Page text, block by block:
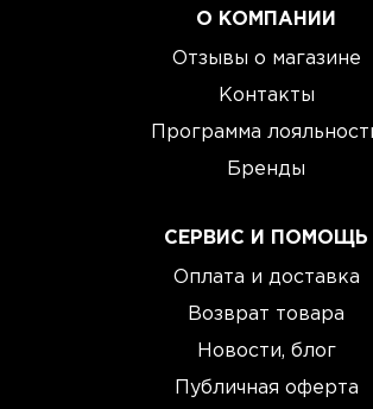
О КОМПАНИИ
Отзывы о магазине
Контакты
Программа
Бренды
СЕРВИС И ПОМОЩЬ
Оплата и доставка
Возврат товара
Новости, блог
Публичная оферта